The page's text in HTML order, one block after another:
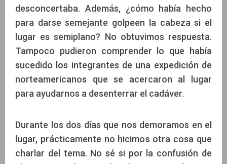
desconcertaba. Además, ¿cómo había hecho
para darse semejante golpeen la cabeza si el
lugar es semiplano? No obtuvimos respuesta.
Tampoco pudieron comprender lo que había
sucedido los integrantes de una expedición de
norteamericanos que se acercaron al lugar
para ayudarnos a desenterrar el cadáver.
Durante los dos días que nos demoramos en el
lugar, prácticamente no hicimos otra cosa que
charlar del tema. No sé si por la confusión de